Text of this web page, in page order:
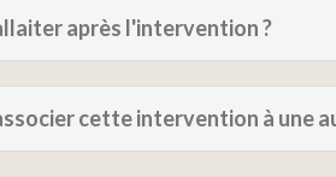
après l'intervention?
cette intervention à une